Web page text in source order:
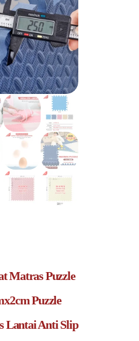
Matras Puzzle
Puzzle
Lantai Anti Slip